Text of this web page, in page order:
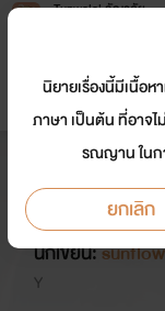
Tunwalai ธัญวลัย
หน้าแรก นิยาย
สิงห์(สิงห์+น้
นักเขียน:
Y
นิยายเรื่องนี้มีเนื้อ
ภาษา เป็นต้น ที่อาจ
รณญาน ในก
ยกเลิก